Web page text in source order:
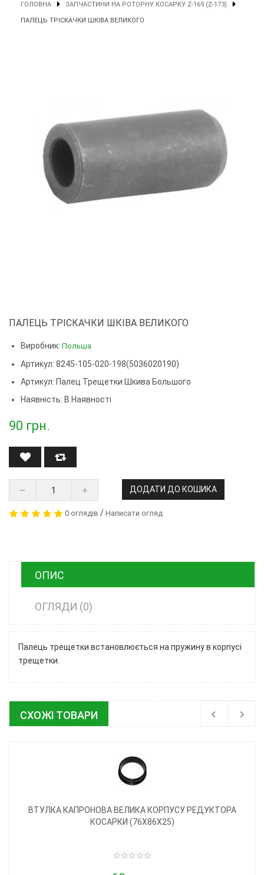
ГОЛОВНА ЗАПЧАСТИНИ НА РОТОРНУ КОСАРКУ Z-169 (Z-173)
ПАЛЕЦЬ ТРІСКАЧКИ ШКІВА ВЕЛИКОГО
ПАЛЕЦЬ ТРІСКАЧКИ ШКІВА ВЕЛИКОГО
Виробник: Польша
Артикул: 8245-105-020-198(5036020190)
Артикул: Палец Трещетки Шкива Большого
Наявність: В Наявності
90 грн.
ДОДАТИ ДО КОШИКА
0 оглядів / Написати огляд
ОПИС
ОГЛЯДИ (0)
Палець трещетки встановлюється на пружину в корпусі
трещетки.
СХОЖІ ТОВАРИ
ВТУЛКА КАПРОНОВА ВЕЛИКА КОРПУСУ РЕДУКТОРА
КОСАРКИ (76Х86Х25)